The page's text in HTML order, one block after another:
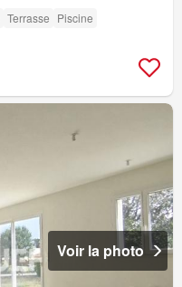
Terrasse Piscine
Voir la photo